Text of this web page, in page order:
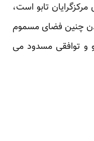
مرکزگرایان تابو است،
چنین فضای مسموم
و توافقی مسدود می